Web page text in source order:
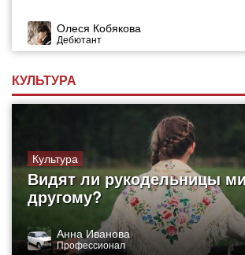
Олеся Кобякова
Дебютант
КУЛЬТУРА
Культура
Видят ли рукодельницы
другому?
Анна Иванова
Профессионал